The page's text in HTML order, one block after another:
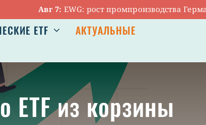
EWG: рост промпроизводства Германии
ETF
АКТУАЛЬНЫЕ
ETF из корзины